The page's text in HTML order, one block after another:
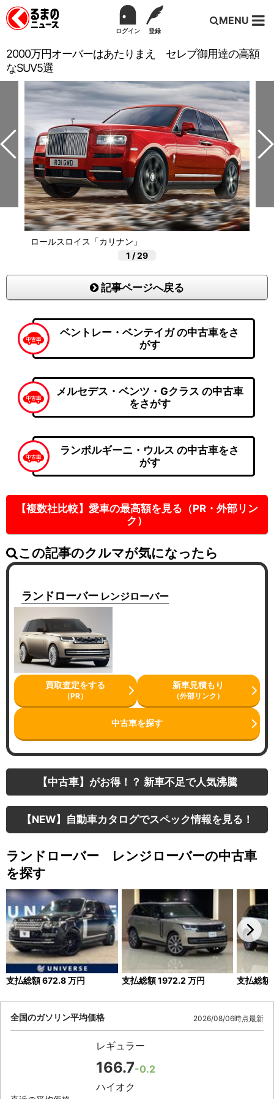
ログイン 登録
MENU
2000万円オーバーはあたりまえ セレブ御用達の高額
なSUV5選
ロールスロイス「カリナン」
1 /29
記事ページへ戻る
ベントレー・ベンテイガ の中古車をさ
がす
メルセデス・ベンツ・Gクラス の中古車
をさがす
ランボルギーニ・ウルス の中古車をさ
がす
【複数社比較】愛車の最高額を見る（PR・外部リン
ク）
この記事のクルマが気になったら
ランドローバー レンジローバー
買取査定をする
（PR）
新車見積もり
（外部リンク）
中古車を探す
【中古車】がお得！？ 新車不足で人気沸騰
【NEW】自動車カタログでスペック情報を見る！
ランドローバー レンジローバーの中古車
を探す
支払総額672.8万円 支払総額1972.2 万円 支払総額
全国のガソリン平均価格 2026/08/06時点最新
レギュラー
166.7-0.2
ハイオク